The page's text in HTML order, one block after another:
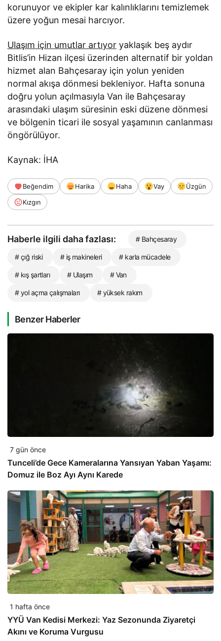
korunuyor ve ekipler kar kalınlıklarını temizlemek
üzere yoğun mesai harcıyor.
Ulaşım için umutlar artıyor yaklaşık beş aydır
Bitlis’in Hizan ilçesi üzerinden alternatif bir yoldan
hizmet alan Bahçesaray için yolun yeniden
normal akışa dönmesi bekleniyor. Hafta sonuna
doğru yolun açılmasıyla Van ile Bahçesaray
arasındaki ulaşım süresinin eski düzene dönmesi
ve bölgenin ticari ile sosyal yaşamının canlanması
öngörülüyor.
Kaynak: İHA
Beğendim Harika Haha Vay
Üzgün
Kızgın
Haberle ilgili daha fazlası: # Bahçesaray
# çığ riski # iş makineleri # karla mücadele
# kış şartları # Ulaşım # Van
# yol açma çalışmaları # yüksek rakım
Benzer Haberler
7 gün önce
Tunceli’de Gece Kameralarına Yansıyan Yaban Yaşamı:
Domuz ile Boz Ayı Aynı Karede
1 hafta önce
YYÜ Van Kedisi Merkezi: Yaz Sezonunda Ziyaretçi
Akını ve Koruma Vurgusu